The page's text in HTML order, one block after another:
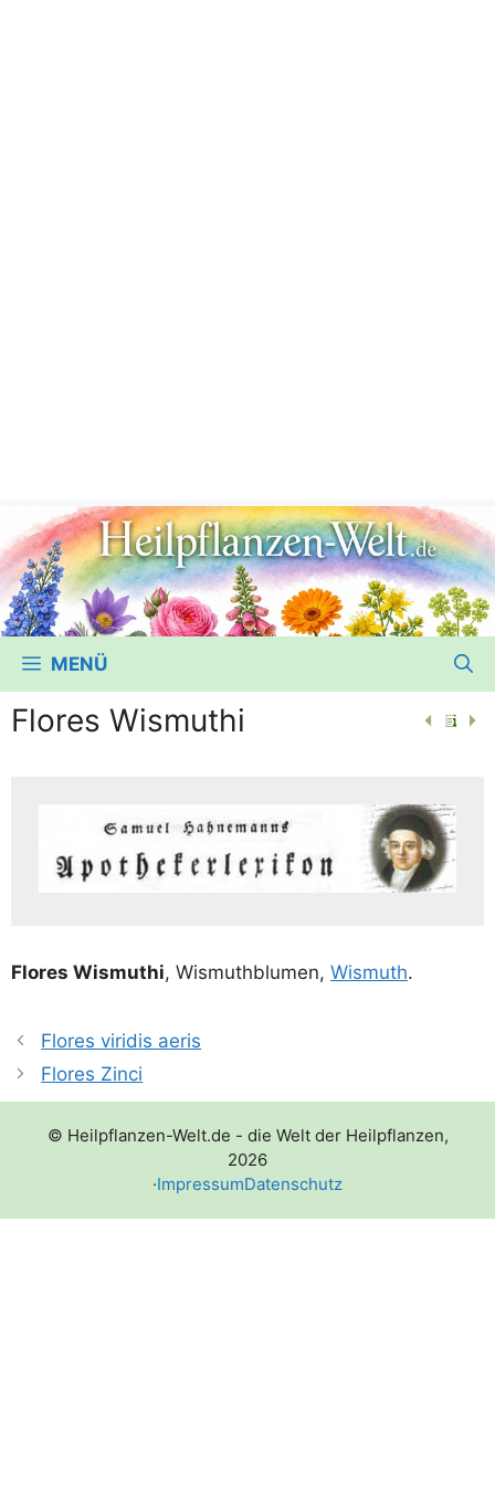
MENÜ
Flores Wismuthi
Flo­res Wis­mut­hi, Wis­muth­blu­men, Wis­muth.
Flores viridis aeris
Flores Zinci
© Heilpflanzen-Welt.de - die Welt der Heilpflanzen,
2026
·ImpressumDatenschutz